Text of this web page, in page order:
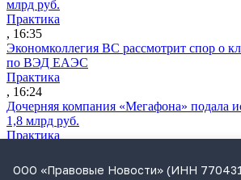
млрд руб.
Практика
, 16:35
Экономколлегия ВС рассмотрит спор о
по ВЭД ЕАЭС
Практика
, 16:24
Дочерняя компания «Мегафона» подала
1,8 млрд руб.
Практика
СИП проверит отмену патента на
ООО «Правовые Новости» (ИНН